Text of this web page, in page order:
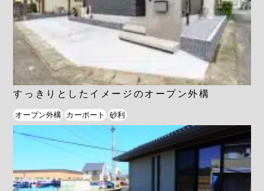
すっきりとしたイメージのオープン外構
オープン外構 カーポート 砂利